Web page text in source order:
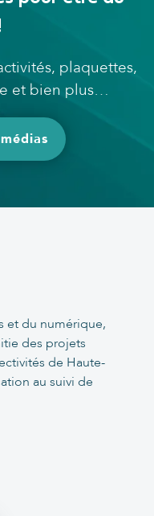
plaquettes,
et bien plus…
et du numérique,
des projets
de Haute-
au suivi de